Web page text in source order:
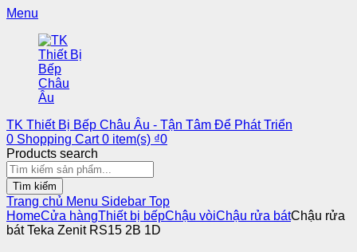
Menu
TK Thiết Bị Bếp Châu Âu - Tận Tâm Để Phát Triển
0 Shopping Cart 0 item(s) ₫0
Products search
Tìm kiếm
Trang chủ Menu Sidebar Top
HomeCửa hàngThiết bị bếpChậu vòiChậu rửa bátChậu rửa
bát Teka Zenit RS15 2B 1D